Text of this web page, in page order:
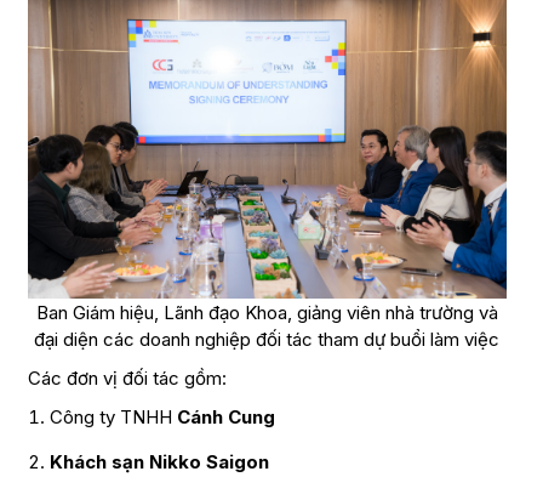
Ban Giám hiệu, Lãnh đạo Khoa, giảng viên nhà trường và
đại diện các doanh nghiệp đối tác tham dự buổi làm việc
Các đơn vị đối tác gồm:
Công ty TNHH Cánh Cung
Khách sạn Nikko Saigon